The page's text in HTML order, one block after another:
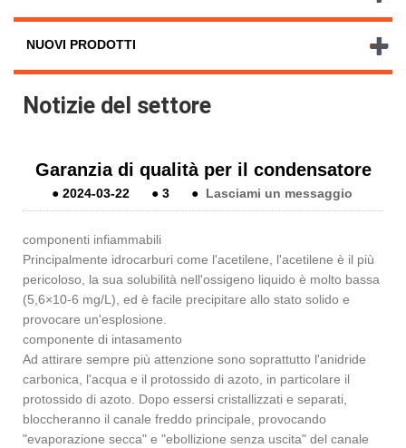
NUOVI PRODOTTI
Notizie del settore
Garanzia di qualità per il condensatore
●2024-03-22 ●3 ● Lasciami un messaggio
componenti infiammabili
Principalmente idrocarburi come l'acetilene, l'acetilene è il più
pericoloso, la sua solubilità nell'ossigeno liquido è molto bassa
(5,6×10-6 mg/L), ed è facile precipitare allo stato solido e
provocare un'esplosione.
componente di intasamento
Ad attirare sempre più attenzione sono soprattutto l'anidride
carbonica, l'acqua e il protossido di azoto, in particolare il
protossido di azoto. Dopo essersi cristallizzati e separati,
bloccheranno il canale freddo principale, provocando
"evaporazione secca" e "ebollizione senza uscita" del canale